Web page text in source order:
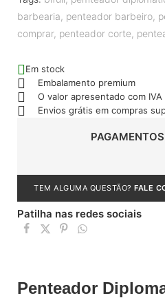
barbearia, penteador barbeiro,
comprar, penteador corte,
Em stock
Embalamento premium
O valor apresentado com IVA
Envios grátis em compras
TEM ALGUMA QUESTÃO? FALE
Patilha nas redes sociais
Penteador